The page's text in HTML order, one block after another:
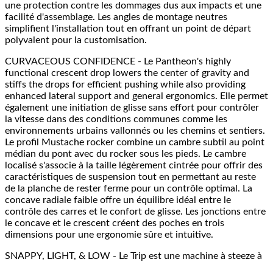
une protection contre les dommages dus aux impacts et une
facilité d'assemblage. Les angles de montage neutres
simplifient l'installation tout en offrant un point de départ
polyvalent pour la customisation.
CURVACEOUS CONFIDENCE - Le Pantheon's highly
functional crescent drop lowers the center of gravity and
stiffs the drops for efficient pushing while also providing
enhanced lateral support and general ergonomics. Elle permet
également une initiation de glisse sans effort pour contrôler
la vitesse dans des conditions communes comme les
environnements urbains vallonnés ou les chemins et sentiers.
Le profil Mustache rocker combine un cambre subtil au point
médian du pont avec du rocker sous les pieds. Le cambre
localisé s'associe à la taille légèrement cintrée pour offrir des
caractéristiques de suspension tout en permettant au reste
de la planche de rester ferme pour un contrôle optimal. La
concave radiale faible offre un équilibre idéal entre le
contrôle des carres et le confort de glisse. Les jonctions entre
le concave et le crescent créent des poches en trois
dimensions pour une ergonomie sûre et intuitive.
SNAPPY, LIGHT, & LOW - Le Trip est une machine à steeze à